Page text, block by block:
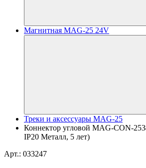
Магнитная MAG-25 24V
Треки и аксессуары MAG-25
Коннектор угловой MAG-CON-
IP20 Металл, 5 лет)
Арт.: 033247